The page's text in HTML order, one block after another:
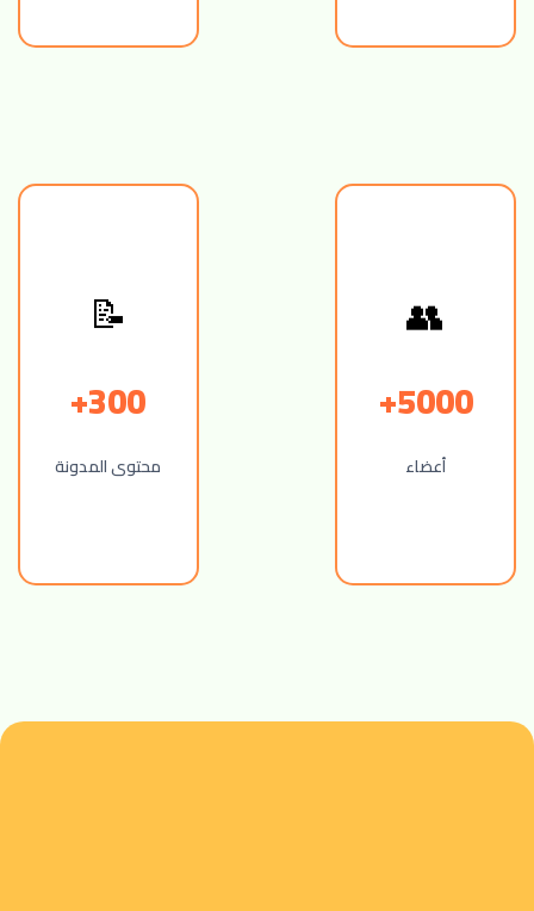
👥
5000+
أعضاء
📝
300+
محتوى المدونة